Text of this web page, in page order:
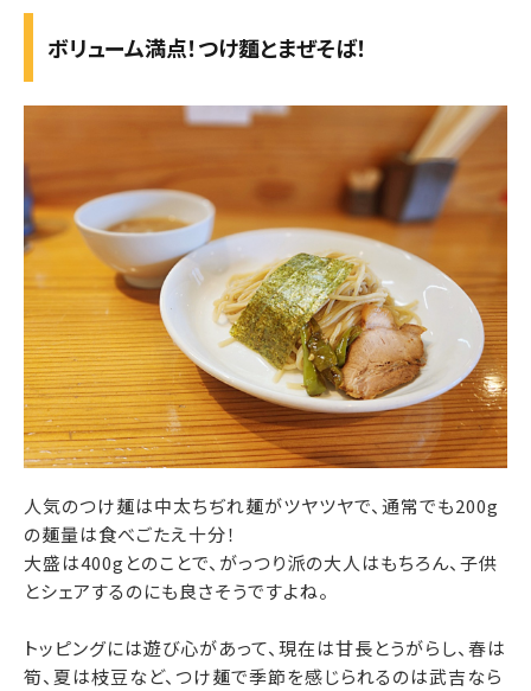
ボリューム満点！つけ麵とまぜそば！
人気のつけ麺は中太ちぢれ麺がツヤツヤで、通常でも200g
の麺量は食べごたえ十分！
大盛は400gとのことで、がっつり派の大人はもちろん、子供
とシェアするのにも良さそうですよね。
トッピングには遊び心があって、現在は甘長とうがらし、春は
筍、夏は枝豆など、つけ麺で季節を感じられるのは武吉なら